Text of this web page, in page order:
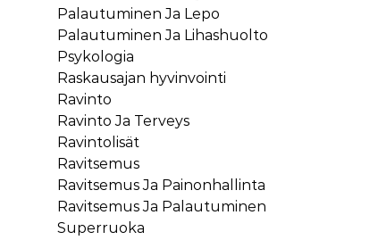
Palautuminen Ja Lepo
Palautuminen Ja Lihashuolto
Psykologia
Raskausajan hyvinvointi
Ravinto
Ravinto Ja Terveys
Ravintolisät
Ravitsemus
Ravitsemus Ja Painonhallinta
Ravitsemus Ja Palautuminen
Superruoka